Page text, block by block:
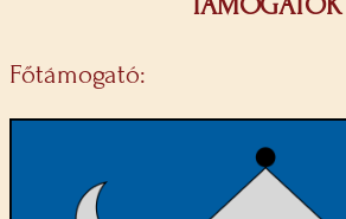
Főtámogató: